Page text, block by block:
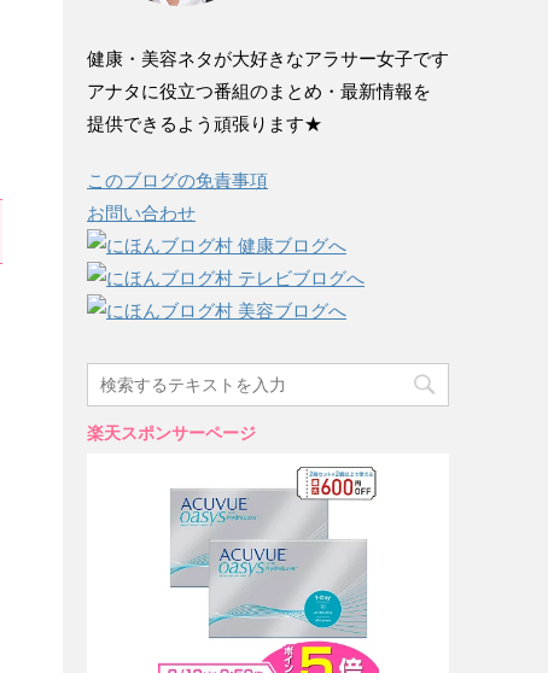
健康・美容ネタが大好きなアラサー女子です
アナタに役立つ番組のまとめ・最新情報を
提供できるよう頑張ります★
このブログの免責事項
お問い合わせ
楽天スポンサーページ